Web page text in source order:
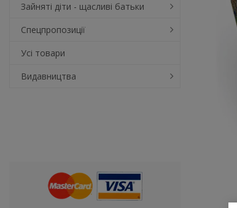
Зайняті діти - щасливі батьки
Спецпропозиції
Усі товари
Видавництва